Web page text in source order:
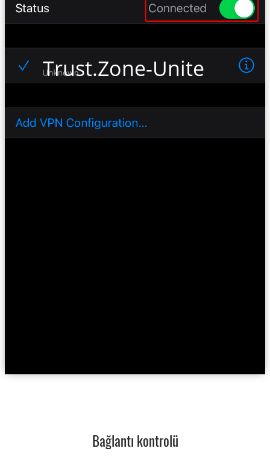
Trust.Zone-United-
Bağlantı kontrolü